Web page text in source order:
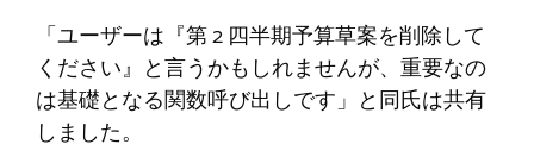
「ユーザーは『第 2 四半期予算草案を削除して
ください』と言うかもしれませんが、重要なの
は基礎となる関数呼び出しです」と同氏は共有
しました。